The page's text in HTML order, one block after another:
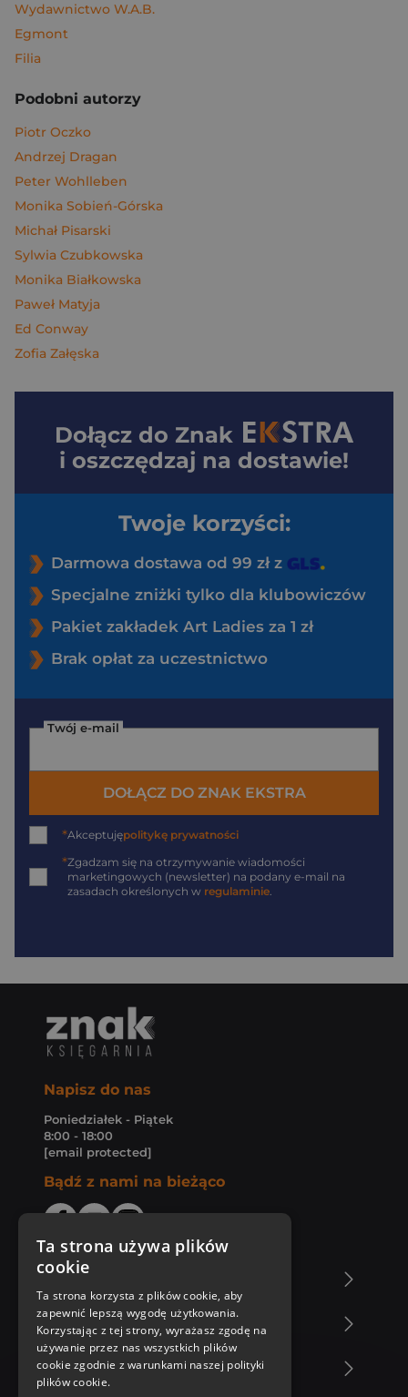
Wydawnictwo W.A.B.
Egmont
Filia
Podobni autorzy
Piotr Oczko
Andrzej Dragan
Peter Wohlleben
Monika Sobień-Górska
Michał Pisarski
Sylwia Czubkowska
Monika Białkowska
Paweł Matyja
Ed Conway
Zofia Załęska
Dołącz do Znak
i oszczędzaj na dostawie!
Twoje korzyści:
Darmowa dostawa od 99 zł z
Specjalne zniżki tylko dla klubowiczów
Pakiet zakładek Art Ladies za 1 zł
Brak opłat za uczestnictwo
Twój e-mail
DOŁĄCZ DO ZNAK EKSTRA
*Akceptujępolitykę prywatności
*Zgadzam się na otrzymywanie wiadomości
marketingowych (newsletter) na podany e-mail na
zasadach określonych w regulaminie.
Napisz do nas
Poniedziałek - Piątek
8:00 - 18:00
[email protected]
Bądź z nami na bieżąco
Zakupy u nas
Nasza oferta
Ta strona używa plików
cookie
Ta strona korzysta z plików cookie, aby
zapewnić lepszą wygodę użytkowania.
Korzystając z tej strony, wyrażasz zgodę na
używanie przez nas wszystkich plików
cookie zgodnie z warunkami naszej polityki
plików cookie.